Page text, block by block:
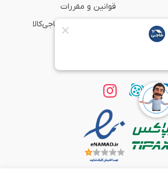
قوانین و مقررات
راهنمای خرید از خاجی‌کالا